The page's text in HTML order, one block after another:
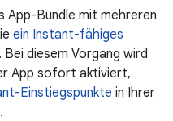
App-Bundle mit mehreren
ein Instant-fähiges
. Bei diesem Vorgang wird
App sofort aktiviert,
Einstiegspunkte in Ihrer